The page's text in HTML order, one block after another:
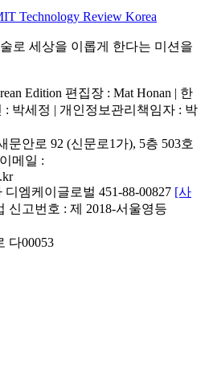
로 세상을 이롭게 한다는 미션을
Edition 편집장 : Mat Honan | 한
: 박세정 | 개인정보관리책임자 : 박
문안로 92 (신문로1가), 5층 503호
메일 :
엠케이글로벌 451-88-00827 [사
신고번호 : 제 2018-서울영등
다00053